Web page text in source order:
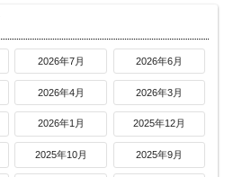
2026年7月 2026年6月
2026年4月 2026年3月
2026年1月 2025年12月
2025年10月 2025年9月